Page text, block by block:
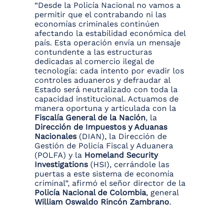
“Desde la Policía Nacional no vamos a
permitir que el contrabando ni las
economías criminales continúen
afectando la estabilidad económica del
país. Esta operación envía un mensaje
contundente a las estructuras
dedicadas al comercio ilegal de
tecnología: cada intento por evadir los
controles aduaneros y defraudar al
Estado será neutralizado con toda la
capacidad institucional. Actuamos de
manera oportuna y articulada con la
Fiscalía General de la Nación, la
Dirección de Impuestos y Aduanas
Nacionales(DIAN), la Dirección de
Gestión de Policía Fiscal y Aduanera
(POLFA) y la Homeland Security
Investigations(HSI), cerrándole las
puertas a este sistema de economía
criminal”, afirmó el señor director de la
Policía Nacional de Colombia, general
William Oswaldo Rincón Zambrano.